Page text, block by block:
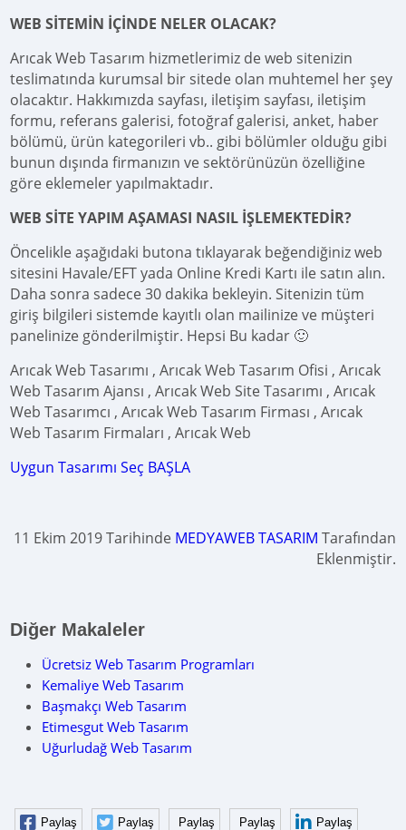
WEB SİTEMİN İÇİNDE NELER OLACAK?
Arıcak Web Tasarım hizmetlerimiz de web sitenizin
teslimatında kurumsal bir sitede olan muhtemel her şey
olacaktır. Hakkımızda sayfası, iletişim sayfası, iletişim
formu, referans galerisi, fotoğraf galerisi, anket, haber
bölümü, ürün kategorileri vb.. gibi bölümler olduğu gibi
bunun dışında firmanızın ve sektörünüzün özelliğine
göre eklemeler yapılmaktadır.
WEB SİTE YAPIM AŞAMASI NASIL İŞLEMEKTEDİR?
Öncelikle aşağıdaki butona tıklayarak beğendiğiniz web
sitesini Havale/EFT yada Online Kredi Kartı ile satın alın.
Daha sonra sadece 30 dakika bekleyin. Sitenizin tüm
giriş bilgileri sistemde kayıtlı olan mailinize ve müşteri
panelinize gönderilmiştir. Hepsi Bu kadar 🙂
Arıcak Web Tasarımı , Arıcak Web Tasarım Ofisi , Arıcak
Web Tasarım Ajansı , Arıcak Web Site Tasarımı , Arıcak
Web Tasarımcı , Arıcak Web Tasarım Firması , Arıcak
Web Tasarım Firmaları , Arıcak Web
Uygun Tasarımı Seç BAŞLA
11 Ekim 2019 Tarihinde MEDYAWEB TASARIM Tarafından
Eklenmiştir.
Diğer Makaleler
Ücretsiz Web Tasarım Programları
Kemaliye Web Tasarım
Başmakçı Web Tasarım
Etimesgut Web Tasarım
Uğurludağ Web Tasarım
Paylaş Paylaş Paylaş Paylaş Paylaş